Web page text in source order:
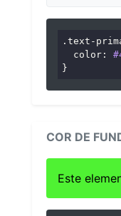
.text-
color :
}
COR DE
Este